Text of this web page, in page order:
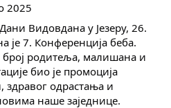
општине језеро
2025
Видовдана у Језеру, 26.
је 7. Конференција беба.
број родитеља, малишана и
био је промоција
здравог одрастања и
наше заједнице.